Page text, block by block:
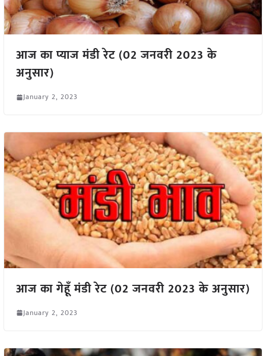
आज का प्याज मंडी रेट (02 जनवरी 2023 के
अनुसार)
January 2, 2023
आज का गेहूँ मंडी रेट (02 जनवरी 2023 के अनुसार)
January 2, 2023